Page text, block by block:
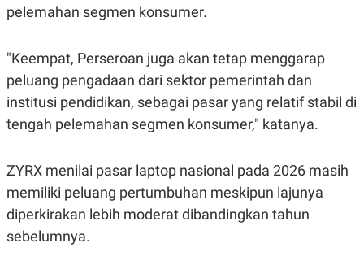
V
JARINGAN
K
N
N
A
C
D
E
M
P
E
R
E
L
A
S
E
pelemahan segmen konsumer.
"Keempat, Perseroan juga akan tetap menggarap
peluang pengadaan dari sektor pemerintah dan
institusi pendidikan, sebagai pasar yang relatif stabil di
tengah pelemahan segmen konsumer," katanya.
ZYRX menilai pasar laptop nasional pada 2026 masih
memiliki peluang pertumbuhan meskipun lajunya
diperkirakan lebih moderat dibandingkan tahun
sebelumnya.